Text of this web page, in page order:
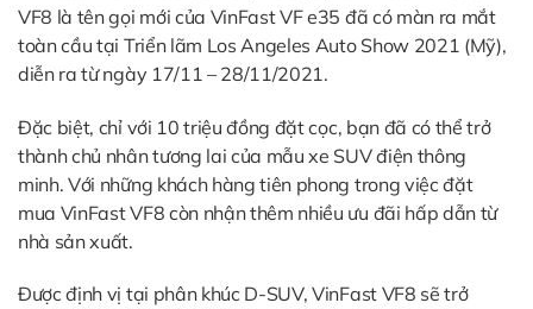
VF8 là tên gọi mới của VinFast VF e35 đã có màn ra mắt
toàn cầu tại Triển lãm Los Angeles Auto Show 2021 (Mỹ),
diễn ra từ ngày 17/11 – 28/11/2021.
Đặc biệt, chỉ với 10 triệu đồng đặt cọc, bạn đã có thể trở
thành chủ nhân tương lai của mẫu xe SUV điện thông
minh. Với những khách hàng tiên phong trong việc đặt
mua VinFast VF8 còn nhận thêm nhiều ưu đãi hấp dẫn từ
nhà sản xuất.
Được định vị tại phân khúc D-SUV, VinFast VF8 sẽ trở